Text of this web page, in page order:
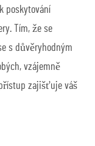
poskytování
Tím, že se
s důvěryhodným
vzájemně
zajišťuje váš